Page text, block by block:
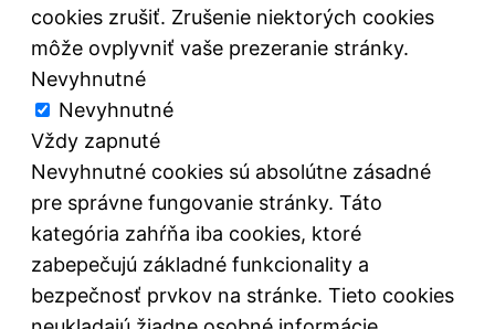
cookies zrušiť. Zrušenie niektorých cookies
môže ovplyvniť vaše prezeranie stránky.
Nevyhnutné
Nevyhnutné
Vždy zapnuté
Nevyhnutné cookies sú absolútne zásadné
pre správne fungovanie stránky. Táto
kategória zahŕňa iba cookies, ktoré
zabepečujú základné funkcionality a
bezpečnosť prvkov na stránke. Tieto cookies